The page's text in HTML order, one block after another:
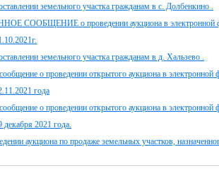
земельного участка гражданам в с. Долбенкино .
о проведении аукциона в электронной
земельного участка гражданам в д. Хальзево .
о проведении открытого аукциона в
года
о проведении открытого аукциона в
декабря 2021 года.
аукциона по продаже земельных участков,